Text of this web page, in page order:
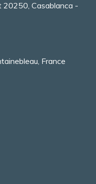
20250, Casablanca -
France